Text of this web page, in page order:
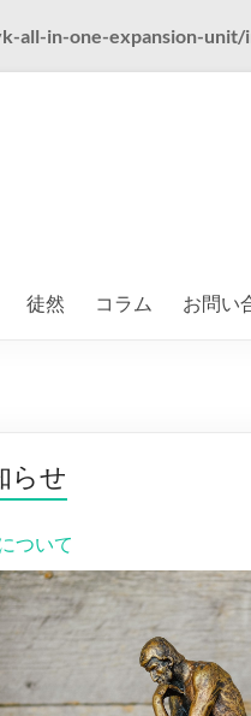
all-in-one-expansion-
徒然 コラム お問い
らせ
ついて